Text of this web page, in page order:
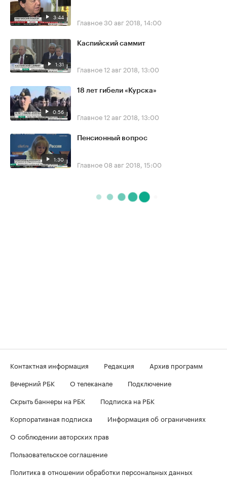
3:44 Главное30 авг 2018, 14:00
1:31
Каспийский саммит
Главное12 авг 2018, 13:00
0:56
18 лет гибели «Курска»
Главное12 авг 2018, 13:00
1:30
Пенсионный вопрос
Главное 08 авг 2018, 15:00
Контактная информация Редакция
Архив программ
Вечерний РБК
О телеканале
Подключение
Скрыть баннеры на РБК
Подписка на РБК
Корпоративная подписка
Информация об ограничениях
О соблюдении авторских прав
Пользовательское соглашение
Политика в отношении обработки персональных данных